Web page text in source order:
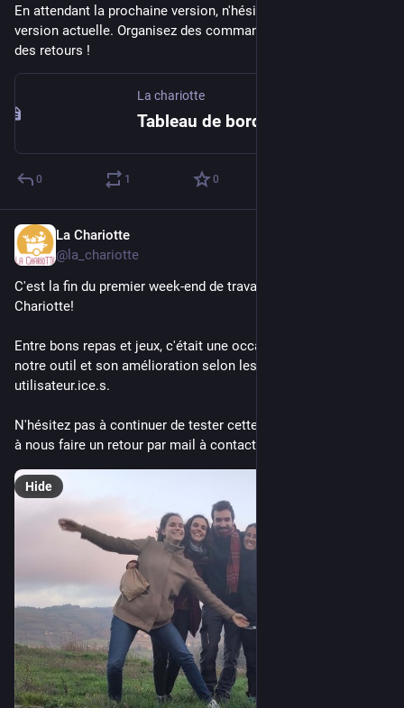
En attendant la prochaine version, n'hésitez pas à tester la
version actuelle. Organisez des commandes et faites nous
des retours !
La chariotte
Tableau de bord - La Chariotte
0 1 0
La Chariotte
@la_chariotte
C'est la fin du premier week-end de travail de l'asso la
Chariotte!
Entre bons repas et jeux, c'était une occasion de travailler sur
notre outil et son amélioration selon les premiers retours des
utilisateur.ice.s.
N'hésitez pas à continuer de tester cette superbe Chariotte et
à nous faire un retour par mail à contact@chariotte.fr ! 🙂
Hide